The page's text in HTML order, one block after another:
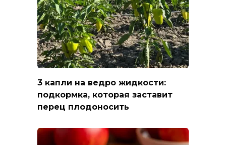
3 капли на ведро жидкости:
подкормка, которая заставит
перец плодоносить